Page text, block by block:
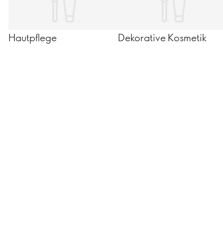
Hautpflege Dekorative Kosmetik